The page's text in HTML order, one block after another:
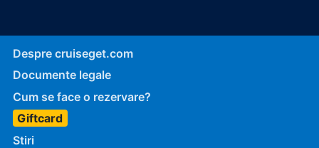
Despre cruiseget.com
Documente legale
Cum se face o rezervare?
Giftcard
Stiri